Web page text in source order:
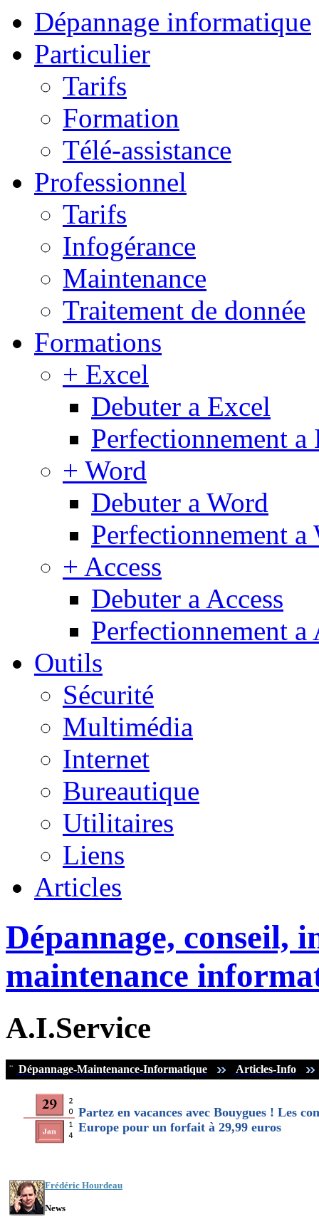
Dépannage informatique
Particulier
Tarifs
Formation
Télé-assistance
Professionnel
Tarifs
Infogérance
Maintenance
Traitement de donnée
Formations
+ Excel
Debuter a Excel
Perfectionnement a
+ Word
Debuter a Word
Perfectionnement a
+ Access
Debuter a Access
Perfectionnement a
Outils
Sécurité
Multimédia
Internet
Bureautique
Utilitaires
Liens
Articles
Dépannage, conseil,
maintenance
A.I.Service
¨ Dépannage-Maintenance-Informatique Articles-Info
Partez en vacances avec Bouygues ! Les
Europe pour un forfait à 29,99 euros
Frédéric Hourdeau
News